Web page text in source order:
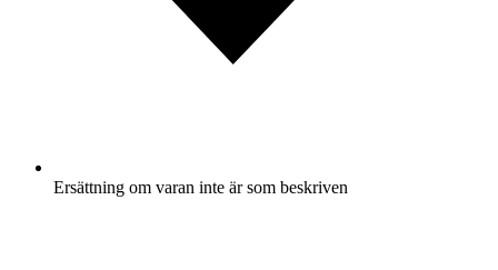
Ersättning om varan inte är som beskriven